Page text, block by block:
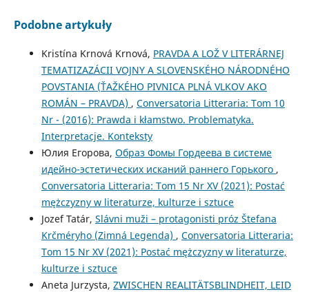
Podobne artykuły
Kristína Krnová Krnová, PRAVDA A LOŽ V LITERÁRNEJ
TEMATIZAZÁCII VOJNY A SLOVENSKÉHO NÁRODNÉHO
POVSTANIA (ŤAŽKÉHO PIVNICA PLNÁ VLKOV AKO
ROMÁN – PRAVDA) , Conversatoria Litteraria: Tom 10
Nr - (2016): Prawda i kłamstwo. Problematyka.
Interpretacje. Konteksty
Юлия Егорова, Образ Фомы Гордеева в системе
идейно-эстетических исканий раннего Горького ,
Conversatoria Litteraria: Tom 15 Nr XV (2021): Postać
mężczyzny w literaturze, kulturze i sztuce
Jozef Tatár, Slávni muži – protagonisti próz Štefana
Krčméryho (Zimná Legenda) , Conversatoria Litteraria:
Tom 15 Nr XV (2021): Postać mężczyzny w literaturze,
kulturze i sztuce
Aneta Jurzysta, ZWISCHEN REALITÄTSBLINDHEIT, LEID